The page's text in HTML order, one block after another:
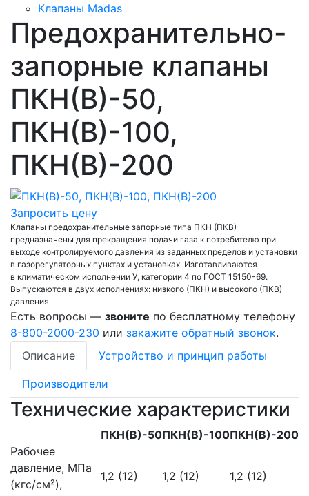
Клапаны Madas
Предохранительно-
запорные клапаны
ПКН(В)-50,
ПКН(В)-100,
ПКН(В)-200
Запросить цену
Клапаны предохранительные запорные типа ПКН (ПКВ)
предназначены для прекращения подачи газа к потребителю при
выходе контролируемого давления из заданных пределов и установки
в газорегуляторных пунктах и установках. Изготавливаются
в климатическом исполнении У, категории 4 по ГОСТ 15150-69.
Выпускаются в двух исполнениях: низкого (ПКН) и высокого (ПКВ)
давления.
Есть вопросы — звоните по бесплатному телефону
8-800-2000-230 или закажите обратный звонок.
Описание
Устройство и принцип работы
Производители
Технические характеристики
ПКН(В)-50ПКН(В)-100ПКН(В)-200
Рабочее
давление, МПа
(кгс/см²),
1,2 (12) 1,2 (12) 1,2 (12)